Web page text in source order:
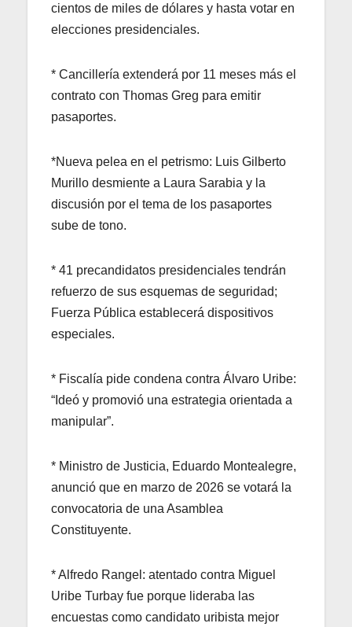
cientos de miles de dólares y hasta votar en
elecciones presidenciales.
* Cancillería extenderá por 11 meses más el
contrato con Thomas Greg para emitir
pasaportes.
*Nueva pelea en el petrismo: Luis Gilberto
Murillo desmiente a Laura Sarabia y la
discusión por el tema de los pasaportes
sube de tono.
* 41 precandidatos presidenciales tendrán
refuerzo de sus esquemas de seguridad;
Fuerza Pública establecerá dispositivos
especiales.
* Fiscalía pide condena contra Álvaro Uribe:
“Ideó y promovió una estrategia orientada a
manipular”.
* Ministro de Justicia, Eduardo Montealegre,
anunció que en marzo de 2026 se votará la
convocatoria de una Asamblea
Constituyente.
* Alfredo Rangel: atentado contra Miguel
Uribe Turbay fue porque lideraba las
encuestas como candidato uribista mejor